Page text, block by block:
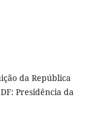
da República
Presidência da